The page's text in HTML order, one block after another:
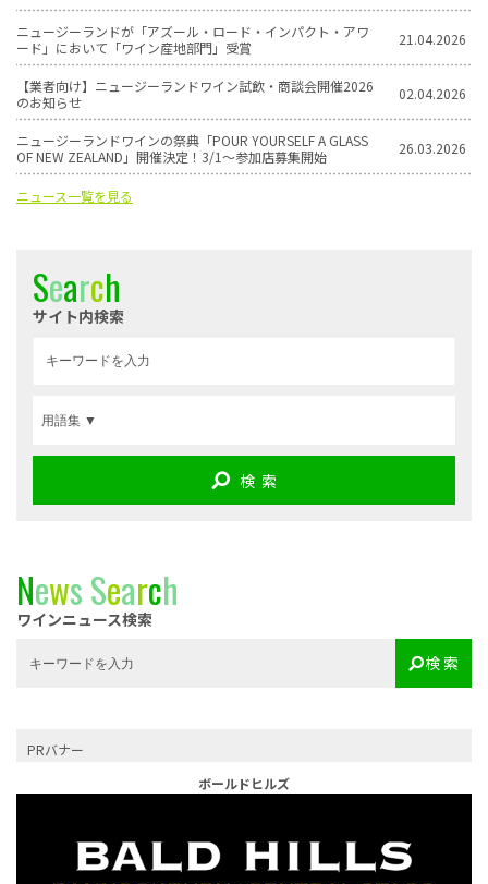
ニュージーランドが「アズール・ロード・インパクト・アワ
ード」において「ワイン産地部門」受賞
21.04.2026
【業者向け】ニュージーランドワイン試飲・商談会開催2026
のお知らせ
02.04.2026
ニュージーランドワインの祭典「POUR YOURSELF A GLASS
OF NEW ZEALAND」開催決定！3/1〜参加店募集開始
26.03.2026
ニュース一覧を見る
Search
サイト内検索
検 索
NewsSearch
ワインニュース検索
検 索
PRバナー
ボールドヒルズ